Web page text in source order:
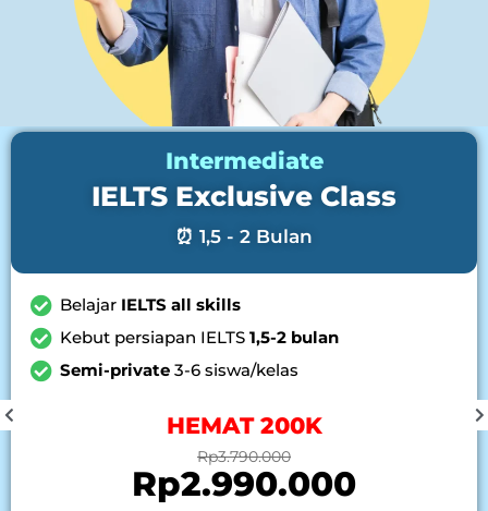
Flexible
IELTS Private Online
⏰ Flexible
Lebih fokusprivate 1-on-1
Kurikulumsesuai kebutuhanmu
Waktu belajar fleksibel
DISC UP T 1JT
Rp5.990.000
Rp4.990.000